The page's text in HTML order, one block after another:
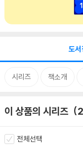
도
시리즈 책소개
이 상품의 시리즈 2
전체선택